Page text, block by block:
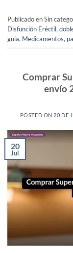
Publicado en Sin
Disfunción Eréctil,
guia, Medicamentos,
Comprar
envío
POSTED ON 20 DE
20
Jul